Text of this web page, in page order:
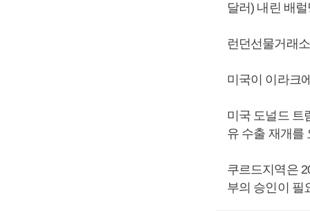
달러) 내린 배
런던선물거래
미국이 이라크
미국 도널드 트
유 수출 재개를
쿠르드지역은
부의 승인이 필